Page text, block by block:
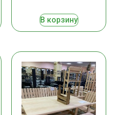
В корзину